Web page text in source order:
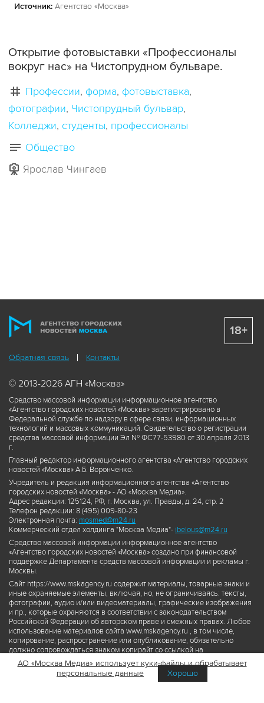
Источник: Агентство «Москва»
Открытие фотовыставки «Профессионалы
вокруг нас» на Чистопрудном бульваре.
Профессии форма фотовыставка
фотографии Чистопрудный бульвар
Колледжи студенты профессионалы
Общество
Ярослав Чингаев
Обратная связь Контакты
© 2013-2026 АГН «Москва»
Средство массовой информации информационное агентство
«Агентство городских новостей «Москва» зарегистрировано в
Федеральной службе по надзору в сфере связи, информационных
технологий и массовых коммуникаций. Свидетельство о регистрации
средства массовой информации Эл № ФС77-53980 от 30 апреля 2013
г.
Главный редактор информационного агентства «Агентство городских
новостей «Москва» А.Б. Воронченко.
Учредитель и редакция информационного агентства «Агентство
городских новостей «Москва» - АО «Москва Медиа».
Адрес редакции: 125124, РФ, г. Москва, ул. Правды, д. 24, стр. 2
Телефон редакции: 8 (495) 009-80-23
Электронная почта: mosmed@m24.ru
Коммерческий отдел холдинга "Москва Медиа"- ibelous@m24.ru
Средство массовой информации информационное агентство
«Агентство городских новостей «Москва» создано при финансовой
поддержке Департамента средств массовой информации и рекламы г.
Москвы.
Сайт https://www.mskagency.ru содержит материалы, товарные знаки и
иные охраняемые элементы, включая, но, не ограничиваясь: тексты,
фотографии, аудио и/или видеоматериалы, графические изображения
и пр., которые охраняются в соответствии с законодательством
Российской Федерации об авторском праве и смежных правах. Любое
использование материалов сайта www.mskagency.ru , в том числе,
копирование, распространение или опубликование, обязательно
должно сопровождаться знаком копирайт со ссылкой на
правообладателя © АО «Москва Медиа», а также гиперссылкой на сайт
www.mskagency.ru как на первоисточник информации. Переработка
материалов сайта www.mskagency.ru не допускается.
18+
АО «Москва Медиа» использует куки-файлы и обрабатывает
персональные данные
Хорошо